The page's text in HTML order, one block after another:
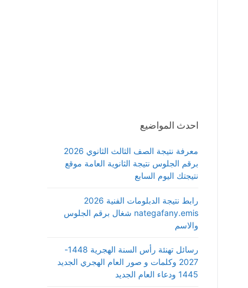
احدث المواضيع
معرفة نتيجة الصف الثالث الثانوي 2026
برقم الجلوس نتيجة الثانوية العامة موقع
نتيجتك اليوم السابع
رابط نتيجة الدبلومات الفنية 2026
nategafany.emis شغال برقم الجلوس
والاسم
رسائل تهنئة رأس السنة الهجرية 1448-
2027 وكلمات و صور العام الهجري الجديد
1445 ودعاء العام الجديد